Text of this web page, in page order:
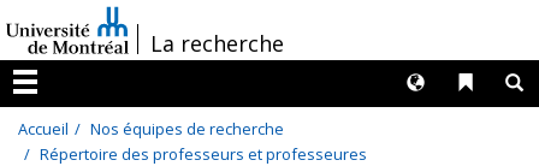
au
contenu
/La recherche
Menu
Liens
Langues
Accueil
Nos équipes de recherche
Répertoire des professeurs et professeures